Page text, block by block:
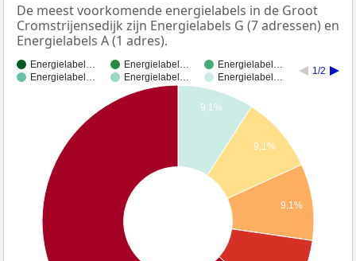
De meest voorkomende energielabels in de Groot
Cromstrijensedijk zijn Energielabels G (7 adressen) en
Energielabels A (1 adres).
Energielabel… Energielabel…
Energielabel…
Energielabel…
Energielabel… Energielabel…
1/2
9,1%
9,1%
9,1%